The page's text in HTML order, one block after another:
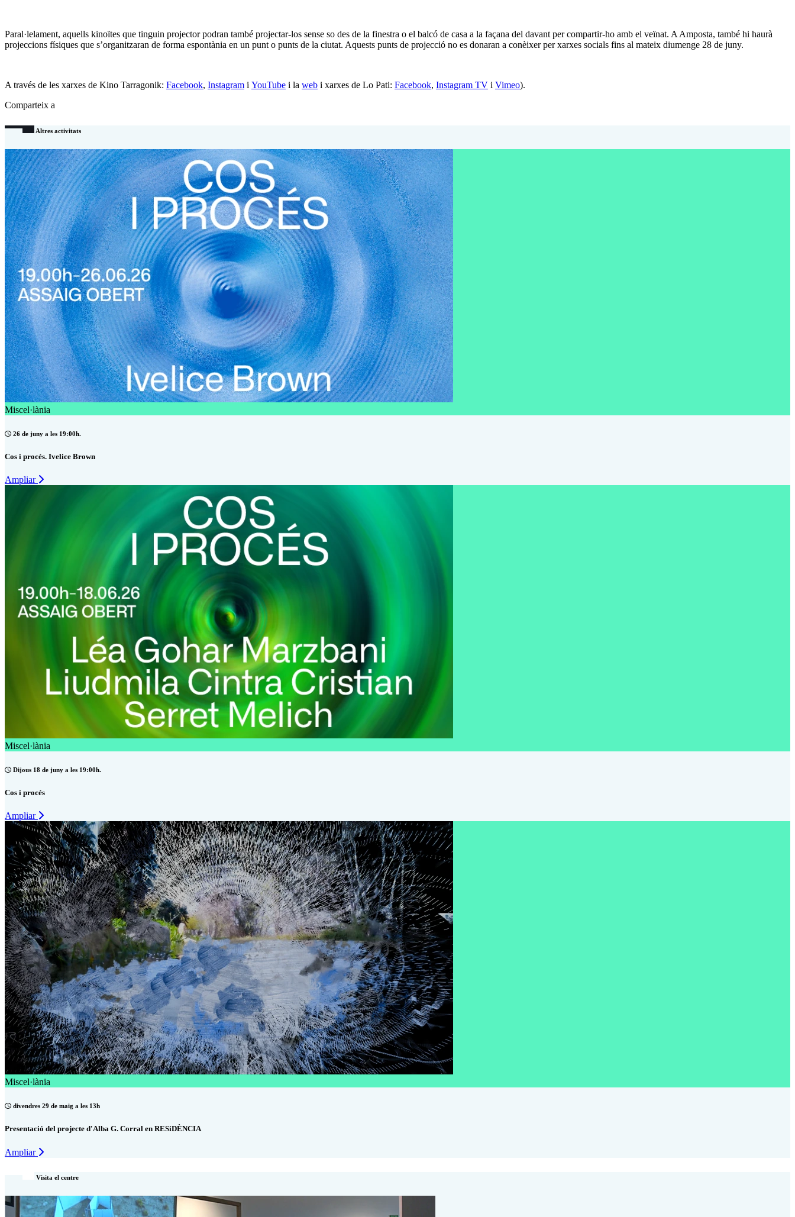
Paral·lelament, aquells kinoïtes que tinguin projector podran també projectar-los sense so des de la finestra o el balcó de casa a la façana del davant per compartir-ho amb el veïnat. A Amposta, també hi haurà
projeccions físiques que s’organitzaran de forma espontània en un punt o punts de la ciutat. Aquests punts de projecció no es donaran a conèixer per xarxes socials fins al mateix diumenge 28 de juny.
A través de les xarxes de Kino Tarragonik: Facebook, Instagram i YouTube i la web i xarxes de Lo Pati: Facebook, Instagram TV i Vimeo).
Comparteix a
Altres activitats
Miscel·lània
26 de juny a les 19:00h.
Cos i procés. Ivelice Brown
Ampliar
Miscel·lània
Dijous 18 de juny a les 19:00h.
Cos i procés
Ampliar
Miscel·lània
divendres 29 de maig a les 13h
Presentació del projecte d'Alba G. Corral en RESiDÈNCIA
Ampliar
Visita el centre